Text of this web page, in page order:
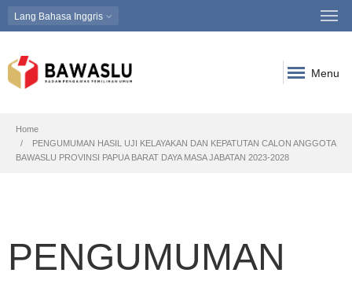
Lang Bahasa Inggris
Menu
Breadcrumb
Home
PENGUMUMAN HASIL UJI KELAYAKAN DAN KEPATUTAN CALON ANGGOTA
BAWASLU PROVINSI PAPUA BARAT DAYA MASA JABATAN 2023-2028
PENGUMUMAN